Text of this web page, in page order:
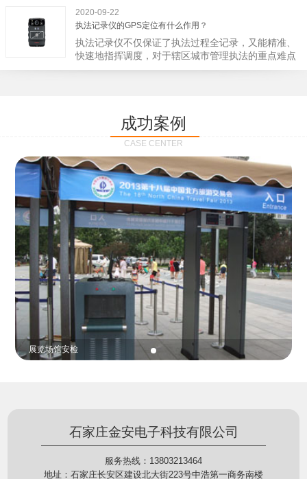
下次直接使用，提高执法仪数据效率。执法仪数据采
集站还具有强大的数据存储管理系统，后台统计不同
上传时段、不同重要级别的数据，将统计结果以图表
或者报表的形式呈现；设备设置有用户操作权限管
理，自动将用户警员编号与执法仪编号绑定，保障数
据的合法性，同时系统可设置每个警员的权限，明确
止了双方矛盾的发生。现在有了执法仪数据采集工作
站，执法队员的担忧便得到有效的解决。每个采集工
作站可支持多台执法记录仪设备同时上传数据，队员
当天使用当天上传，通过数据线接入到采集工作站，
它会自动读取所有的视频、音频、图片、日志等信
作站也能自动为执法记录仪充充电、校校时，做执法
记录仪的贴心小"保姆"。随着群众法律意识的逐步提
高，行政执法行为更加"阳光、透明"，通过工作站可
以随时调取证据视频，精准查阅现场资料，直戳了当
的展示给行政相对人看，有效的减少了行政相对人对
城管执法行为的误解，树立了执法的公信力。
2020-09-22
执法记录仪的GPS定位有什么作用？
执法记录仪不仅保证了执法过程全记录，又能精准、
快速地指挥调度，对于辖区城市管理执法的重点难点
也能一目了然，在城市管理工作信息化中发挥着重要
定位模块，可通过移动网络将位置信息实时发送到监
控中心，在平台的电子地图上显示出设备的具体位
置，实时查看执法人员到岗情况及根据执法环境迅速
调配周边执法人员。同时，内置NFC芯片，可支持身
份证查验等拓展功能，在实战中发挥着重要的作用，
能广泛应用于交警公安执法、卫生监督、城管执法、
海关执法、路政、质量监督、林业园林、消防、质量
监督、公路铁路等各个领域。
成功案例
CASE CENTER
贵重金属防盗
石家庄金安电子科技有限公司
服务热线：13803213464
地址：石家庄长安区建设北大街223号中浩第一商务南楼